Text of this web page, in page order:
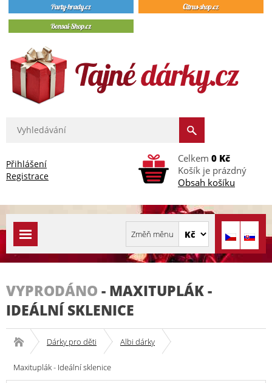
Přihlášení
Registrace
Celkem 0 Kč
Košík je prázdný
Obsah košíku
VYPRODÁNO - MAXITUPLÁK -
IDEÁLNÍ SKLENICE
Dárky pro děti Albi dárky
Maxituplák - Ideální sklenice